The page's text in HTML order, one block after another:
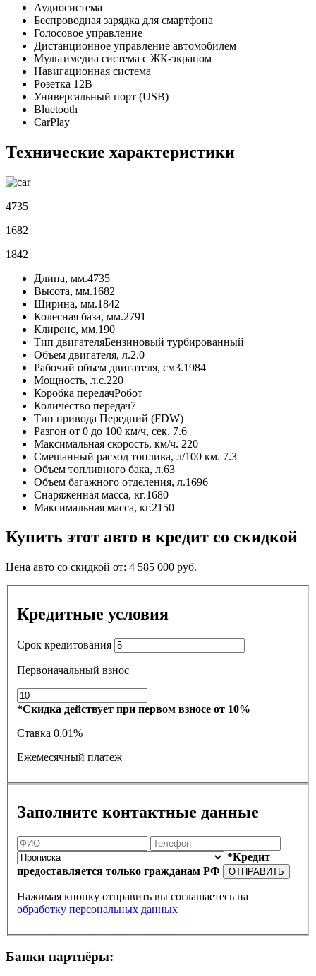
Аудиосистема
Беспроводная зарядка для смартфона
Голосовое управление
Дистанционное управление автомобилем
Мультимедиа система с ЖК-экраном
Навигационная система
Розетка 12В
Универсальный порт (USB)
Bluetooth
CarPlay
Технические характеристики
4735
1682
1842
Длина, мм.4735
Высота, мм.1682
Ширина, мм.1842
Колесная база, мм.2791
Клиренс, мм.190
Тип двигателяБензиновый турбированный
Объем двигателя, л.2.0
Рабочий объем двигателя, см3.1984
Мощность, л.с.220
Коробка передачРобот
Количество передач7
Тип привода Передний (FDW)
Разгон от 0 до 100 км/ч, сек. 7.6
Максимальная скорость, км/ч. 220
Смешанный расход топлива, л/100 км. 7.3
Объем топливного бака, л.63
Объем багажного отделения, л.1696
Снаряженная масса, кг.1680
Максимальная масса, кг.2150
Купить этот авто в кредит со скидкой
Цена авто со скидкой от: 4 585 000 руб.
Кредитные условия
Срок кредитования
Первоначальный взнос
*Скидка действует при первом взносе от 10%
Ставка 0.01%
Ежемесячный платеж
Заполните контактные данные
*Кредит
предоставляется только гражданам РФ
ОТПРАВИТЬ
Нажимая кнопку отправить вы соглашаетесь на
обработку персональных данных
Банки партнёры: